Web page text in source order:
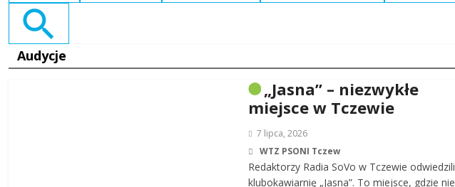
Search
Audycje
„Jasna” – niezwykłe
miejsce w Tczewie
7 lipca, 2026
WTZ PSONI Tczew
Redaktorzy Radia SoVo w Tczewie odwiedzili
klubokawiarnię „Jasna”. To miejsce, gdzie nie